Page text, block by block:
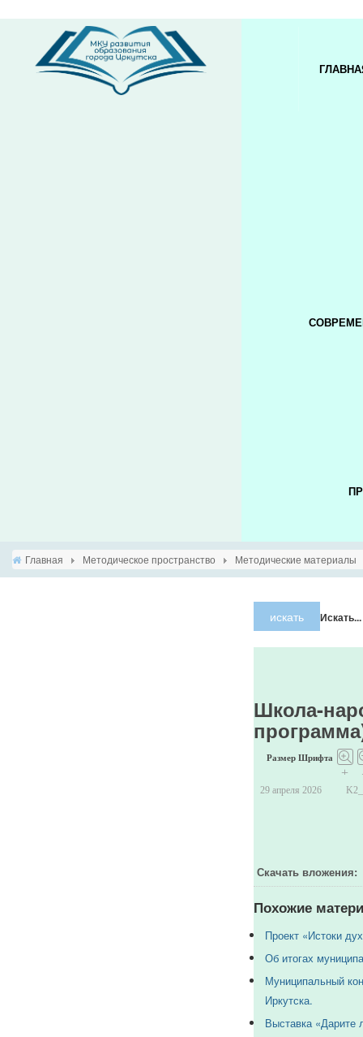
Главная Методическое пространство Методические материалы
искать Искать...
Школа-
Размер Шрифта
+
29 апреля 2026
Скачать вложения:
Похожие
Проект «Истоки
Об итогах
Муниципальный
Иркутска.
Выставка «Дарите